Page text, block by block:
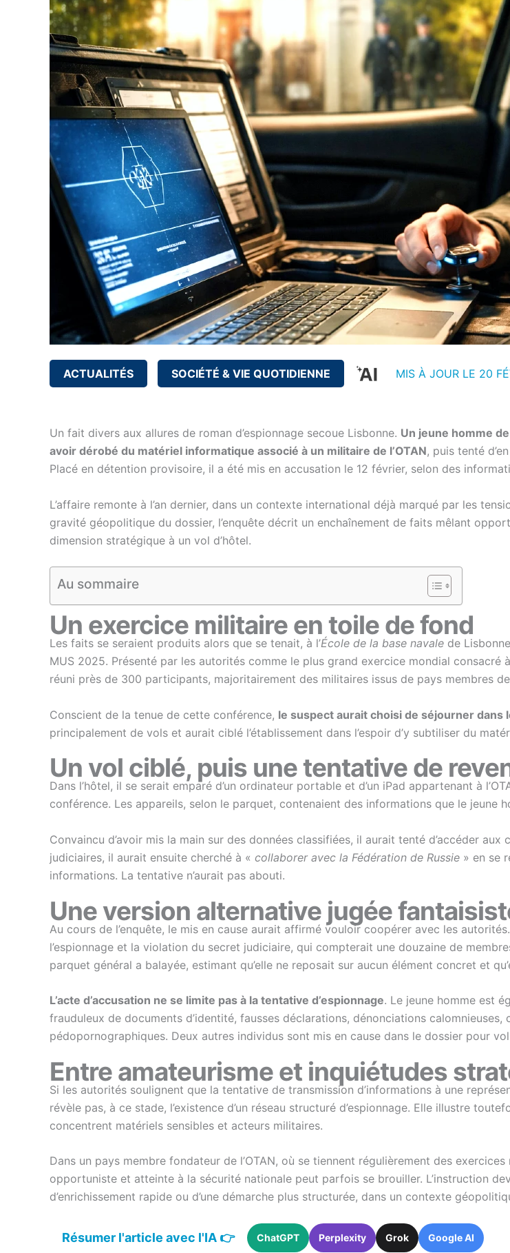
ACTUALITÉS SOCIÉTÉ & VIE QUOTIDIENNE MIS À JOUR LE 20
Un fait divers aux allures de roman d’espionnage secoue Lisbonne. Un jeune homme
avoir dérobé du matériel informatique associé à un militaire de l’OTAN, puis tenté
Placé en détention provisoire, il a été mis en accusation le 12 février, selon des
L’affaire remonte à l’an dernier, dans un contexte international déjà marqué par les
gravité géopolitique du dossier, l’enquête décrit un enchaînement de faits mêlant
dimension stratégique à un vol d’hôtel.
Au sommaire
Un exercice militaire en toile de fond
Les faits se seraient produits alors que se tenait, à l’École de la base navale de
MUS 2025. Présenté par les autorités comme le plus grand exercice mondial consacré
réuni près de 300 participants, majoritairement des militaires issus de pays membres de
Conscient de la tenue de cette conférence, le suspect aurait choisi de séjourner
principalement de vols et aurait ciblé l’établissement dans l’espoir d’y subtiliser du
Un vol ciblé, puis une tentative de
Dans l’hôtel, il se serait emparé d’un ordinateur portable et d’un iPad appartenant à
conférence. Les appareils, selon le parquet, contenaient des informations que le jeune
Convaincu d’avoir mis la main sur des données classifiées, il aurait tenté d’accéder
judiciaires, il aurait ensuite cherché à « collaborer avec la Fédération de Russie » en se
informations. La tentative n’aurait pas abouti.
Une version alternative jugée
Au cours de l’enquête, le mis en cause aurait affirmé vouloir coopérer avec les
l’espionnage et la violation du secret judiciaire, qui compterait une douzaine de
parquet général a balayée, estimant qu’elle ne reposait sur aucun élément concret et
L’acte d’accusation ne se limite pas à la tentative d’espionnage. Le jeune homme est
frauduleux de documents d’identité, fausses déclarations, dénonciations
pédopornographiques. Deux autres individus sont mis en cause dans le dossier pour
Entre amateurisme et inquiétudes
Si les autorités soulignent que la tentative de transmission d’informations à une
révèle pas, à ce stade, l’existence d’un réseau structuré d’espionnage. Elle illustre
concentrent matériels sensibles et acteurs militaires.
Dans un pays membre fondateur de l’OTAN, où se tiennent régulièrement des
opportuniste et atteinte à la sécurité nationale peut parfois se brouiller. L’instruction
d’enrichissement rapide ou d’une démarche plus structurée, dans un contexte
Résumer l'article avec l'IA 👉 ChatGPT Perplexity Grok Google AI